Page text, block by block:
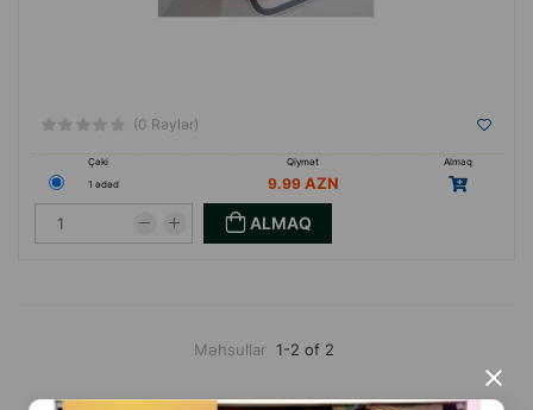
×
(0 Rəylər)
Çəki Qiymət
Almaq
1 ədəd
9.99
ALMAQ
Məhsullar 1-2 of 2